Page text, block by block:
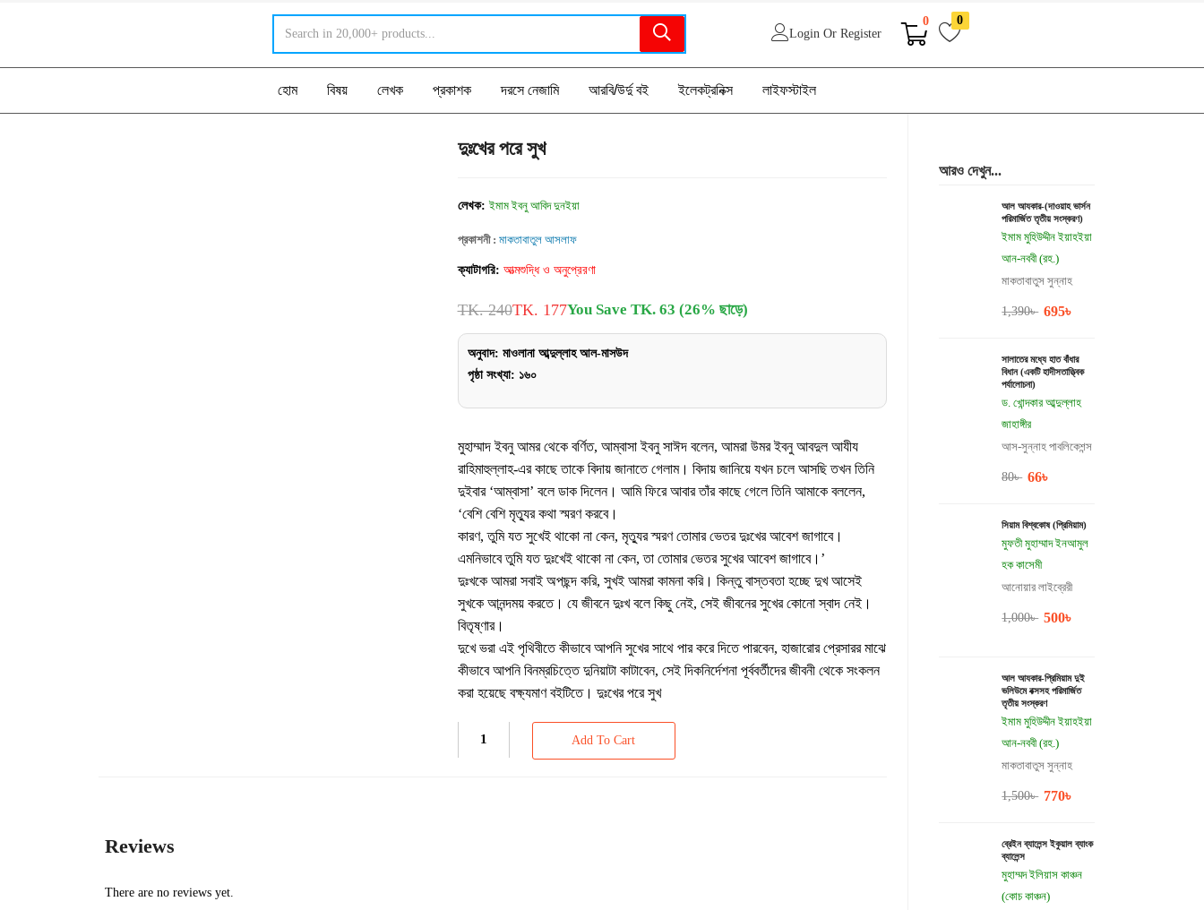
Login Or Register
0 0
হোম বিষয় লেখক প্রকাশক দরসে নেজামি আরবি/উর্দু বই ইলেকট্রনিক্স লাইফস্টাইল
আরও দেখুন...
আল আযকার-(দাওয়াহ ভার্সন
পরিমার্জিত তৃতীয় সংস্করণ)
ইমাম মুহিউদ্দীন ইয়াহইয়া
আন-নববী (রহ.)
মাকতাবাতুস সুন্নাহ
1,390৳ 695৳
সালাতের মধ্যে হাত বাঁধার
বিধান (একটি হাদীসতাত্ত্বিক
পর্যালোচনা)
ড. খোন্দকার আব্দুল্লাহ
জাহাঙ্গীর
আস-সুন্নাহ পাবলিকেশন্স
80৳ 66৳
সিয়াম বিশ্বকোষ (প্রিমিয়াম)
মুফতী মুহাম্মাদ ইনআমুল
হক কাসেমী
আনোয়ার লাইব্রেরী
1,000৳ 500৳
আল আযকার-প্রিমিয়াম দুই
ভলিউমে বক্সসহ পরিমার্জিত
তৃতীয় সংস্করণ
ইমাম মুহিউদ্দীন ইয়াহইয়া
আন-নববী (রহ.)
মাকতাবাতুস সুন্নাহ
1,500৳ 770৳
ব্রেইন ব্যালেন্স ইকুয়াল ব্যাংক
ব্যালেন্স
মুহাম্মদ ইলিয়াস কাঞ্চন
(কোচ কাঞ্চন)
দুঃখের পরে সুখ
লেখক:ইমাম ইবনু আবিদ দুনইয়া
প্রকাশনী : মাকতাবাতুল আসলাফ
ক্যাটাগরি: আত্মশুদ্ধি ও অনুপ্রেরণা
TK. 240TK. 177You Save TK. 63 (26% ছাড়ে)
অনুবাদ: মাওলানা আব্দুল্লাহ আল-মাসউদ
পৃষ্ঠা সংখ্যা: ১৬০
মুহাম্মাদ ইবনু আমর থেকে বর্ণিত, আম্বাসা ইবনু সাঈদ বলেন, আমরা উমর ইবনু আবদুল আযীয
রাহিমাহুল্লাহ-এর কাছে তাকে বিদায় জানাতে গেলাম। বিদায় জানিয়ে যখন চলে আসছি তখন তিনি
দুইবার ‘আম্বাসা’ বলে ডাক দিলেন। আমি ফিরে আবার তাঁর কাছে গেলে তিনি আমাকে বললেন,
‘বেশি বেশি মৃত্যুর কথা স্মরণ করবে।
কারণ, তুমি যত সুখেই থাকো না কেন, মৃত্যুর স্মরণ তোমার ভেতর দুঃখের আবেশ জাগাবে।
এমনিভাবে তুমি যত দুঃখেই থাকো না কেন, তা তোমার ভেতর সুখের আবেশ জাগাবে।’
দুঃখকে আমরা সবাই অপছন্দ করি, সুখই আমরা কামনা করি। কিন্তু বাস্তবতা হচ্ছে দুখ আসেই
সুখকে আনন্দময় করতে। যে জীবনে দুঃখ বলে কিছু নেই, সেই জীবনের সুখের কোনো স্বাদ নেই।
বিতৃষ্ণার।
দুখে ভরা এই পৃথিবীতে কীভাবে আপনি সুখের সাথে পার করে দিতে পারবেন, হাজারোর প্রেসারর মাঝে
কীভাবে আপনি বিনম্রচিত্তে দুনিয়াটা কাটাবেন, সেই দিকনির্দেশনা পূর্ববর্তীদের জীবনী থেকে সংকলন
করা হয়েছে বক্ষ্যমাণ বইটিতে। দুঃখের পরে সুখ
Add To Cart
Reviews
There are no reviews yet.